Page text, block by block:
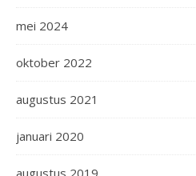
mei 2024
oktober 2022
augustus 2021
januari 2020
augustus 2019